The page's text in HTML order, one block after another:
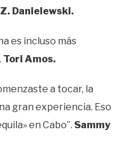
Danielewski.
es incluso más
Tori Amos.
a tocar, la
gran experiencia. Eso
en Cabo”. Sammy